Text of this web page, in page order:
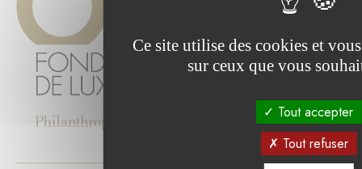
Ce site utilise des cookies et
sur ceux que vous
Tout accepter
Tout refuser